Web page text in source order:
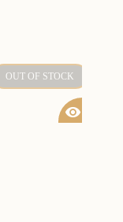
OUT OF STOCK
visibility